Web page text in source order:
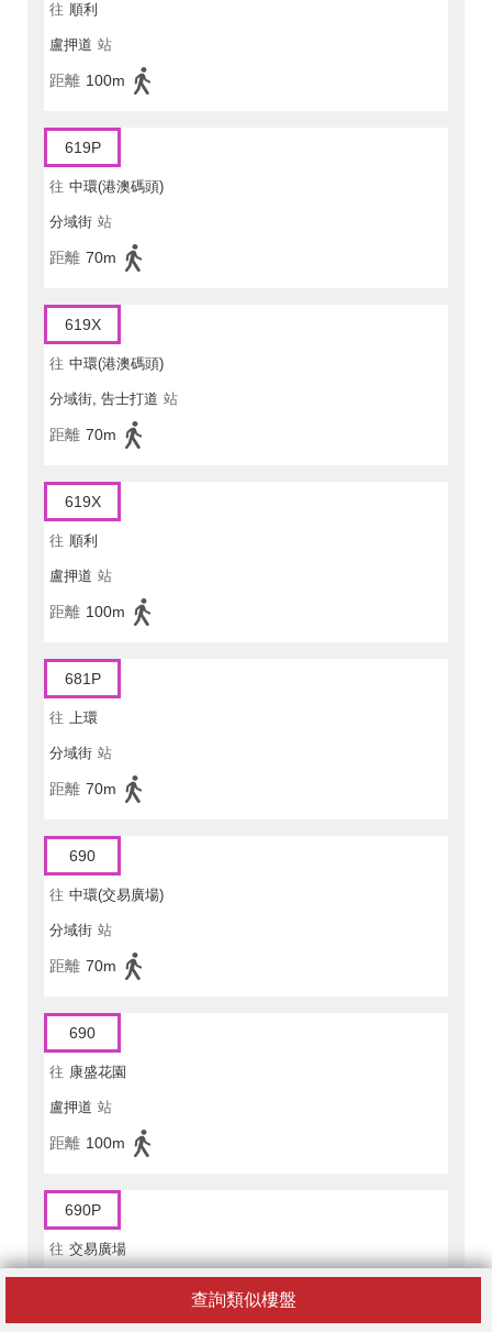
查詢類似樓盤
往 順利
盧押道 站
距離 100m
619P
往 中環(港澳碼頭)
分域街 站
距離 70m
619X
往 中環(港澳碼頭)
分域街, 告士打道 站
距離 70m
619X
往 順利
盧押道 站
距離 100m
681P
往 上環
分域街 站
距離 70m
690
往 中環(交易廣場)
分域街 站
距離 70m
690
往 康盛花園
盧押道 站
距離 100m
690P
往 交易廣場
距離 70m